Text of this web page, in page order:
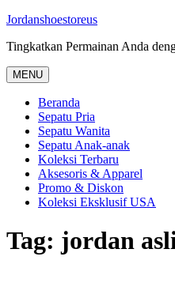
Skip
content
Jordanshoestoreus
Tingkatkan Permainan Anda
MENU
Beranda
Sepatu Pria
Sepatu Wanita
Sepatu Anak-anak
Koleksi Terbaru
Aksesoris & Apparel
Promo & Diskon
Koleksi Eksklusif USA
Tag: jordan